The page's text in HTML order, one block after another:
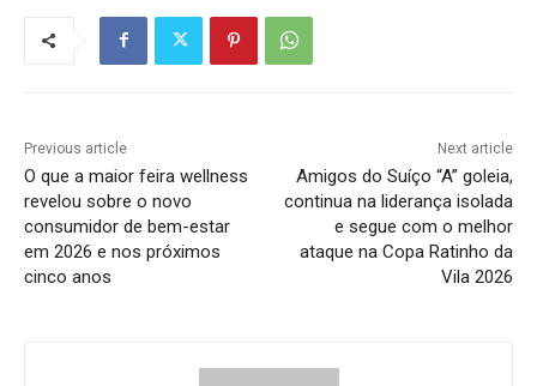
Previous article
O que a maior feira wellness
revelou sobre o novo
consumidor de bem-estar
em 2026 e nos próximos
cinco anos
Next article
Amigos do Suíço “A” goleia,
continua na liderança isolada
e segue com o melhor
ataque na Copa Ratinho da
Vila 2026